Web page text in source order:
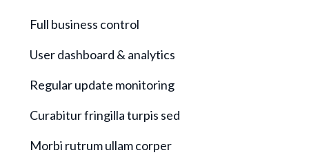
Full business control
User dashboard & analytics
Regular update monitoring
Curabitur fringilla turpis sed
Morbi rutrum ullam corper